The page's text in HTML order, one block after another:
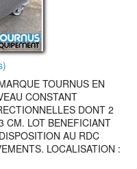
TOURNUS EN
CONSTANT
DONT 2
CM. LOT BENEFICIANT
AU RDC
LOCALISATION :